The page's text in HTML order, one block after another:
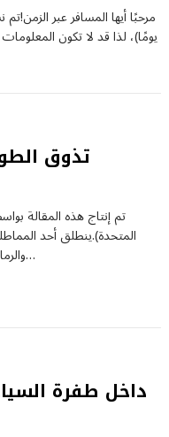
يومًا)، لذا قد لا تكون
تذوق
تم إنتاج هذه المقالة
المتحدة).ينطلق أحد
والرمان، مما يجعلني غير مصدق. ألقيت نظرة…